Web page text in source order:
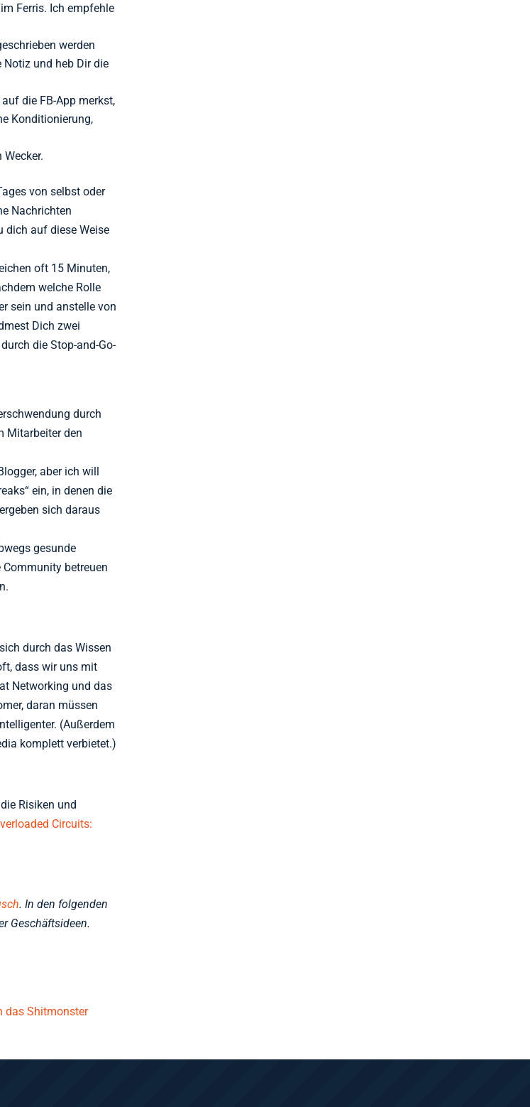
Ferris. Ich empfehle
werden
und heb Dir die
die FB-App merkst,
Konditionierung,
von selbst oder
Nachrichten
dich auf diese Weise
oft 15 Minuten,
welche Rolle
sein und anstelle von
Dich zwei
die Stop-and-Go-
durch
Mitarbeiter den
aber ich will
ein, in denen die
sich daraus
gesunde
Community betreuen
durch das Wissen
dass wir uns mit
Networking und das
daran müssen
(Außerdem
komplett verbietet.)
Risiken und
Circuits:
. In den folgenden
Geschäftsideen.
das Shitmonster